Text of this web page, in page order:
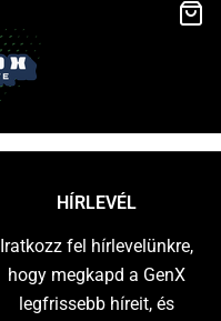
HÍRLEVÉL
Iratkozz fel hírlevelünkre,
hogy megkapd a GenX
legfrissebb híreit, és